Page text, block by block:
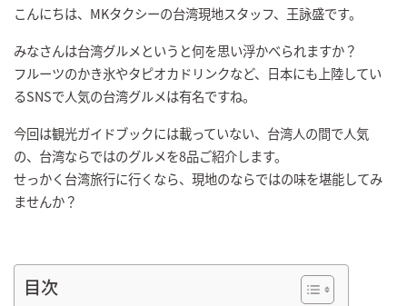
こんにちは、MKタクシーの台湾現地スタッフ、王詠盛です。
みなさんは台湾グルメというと何を思い浮かべられますか？
フルーツのかき氷やタピオカドリンクなど、日本にも上陸してい
るSNSで人気の台湾グルメは有名ですね。
今回は観光ガイドブックには載っていない、台湾人の間で人気
の、台湾ならではのグルメを8品ご紹介します。
せっかく台湾旅行に行くなら、現地のならではの味を堪能してみ
ませんか？
目次